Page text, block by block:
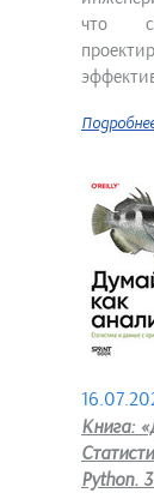
что
Книга:
Python.